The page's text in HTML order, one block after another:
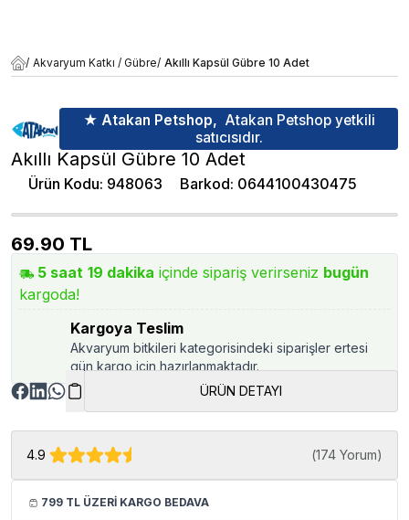
/ Akvaryum Katkı / Gübre/ Akıllı Kapsül Gübre 10 Adet
★ Atakan Petshop, Atakan Petshop yetkili
satıcısıdır.
Akıllı Kapsül Gübre 10 Adet
Ürün Kodu: 948063 Barkod: 0644100430475
69.90 TL
5 saat 19 dakika içinde sipariş verirseniz bugün
kargoda!
Kargoya Teslim
Akvaryum bitkileri kategorisindeki siparişler ertesi
gün kargo için hazırlanmaktadır.
ÜRÜN DETAYI
4.9 (174 Yorum)
799 TL ÜZERİ KARGO BEDAVA